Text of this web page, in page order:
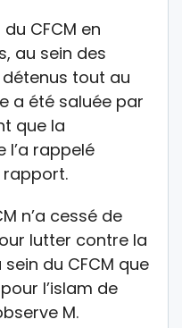
CFCM en
au sein des
tout au
a été saluée par
que la
l’a rappelé
n’a cessé de
lutter contre la
du CFCM que
l’islam de
M.